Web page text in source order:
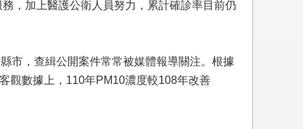
，加上醫護公衛人員努力，累計確診率目前仍
市，查緝公開案件常常被媒體報導關注。根據
觀數據上，110年PM10濃度較108年改善